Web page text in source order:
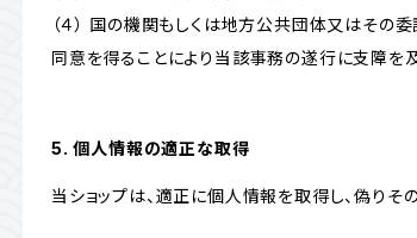
（４） 国の機関もしくは地方公共団体又はそ
同意を得ることにより当該事務の遂行に支障を
5. 個人情報の適正な取得
当ショップは、適正に個人情報を取得し、偽りそ